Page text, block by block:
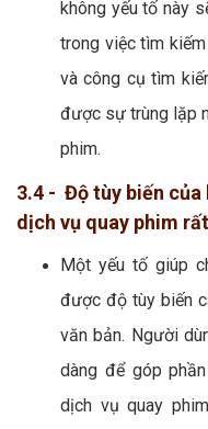
không yếu tố này
trong việc tìm
và công cụ tìm
được sự trùng lặp
phim.
3.4 - Độ tùy biến
dịch vụ quay phim
Một yếu tố giúp
được độ tùy biến
văn bản. Người
dàng để góp
dịch vụ quay